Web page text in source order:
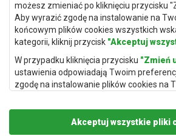
możesz zmieniać po kliknięciu przycisku
Aby wyrazić zgodę na instalowanie na
końcowym plików cookies wszystkich
kategorii, kliknij przycisk "Akceptuj
W przypadku kliknięcia przycisku "Zmień
ustawienia odpowiadają Twoim
zgodę na instalowanie plików cookies na
"Zapisz i zaakceptuj".
Podstawą przetwarzania danych
Akceptuj wszystkie pliki
Dywany Gdańsk
Dywany Toruń
Dywany Bydgoszcz
Dywany Katowice